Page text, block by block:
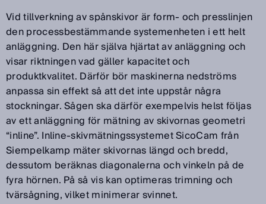
Vid tillverkning av spånskivor är form- och presslinjen
den processbestämmande systemenheten i ett helt
anläggning. Den här själva hjärtat av anläggning och
visar riktningen vad gäller kapacitet och
produktkvalitet. Därför bör maskinerna nedströms
anpassa sin effekt så att det inte uppstår några
stockningar. Sågen ska därför exempelvis helst följas
av ett anläggning för mätning av skivornas geometri
“inline”. Inline-skivmätningssystemet SicoCam från
Siempelkamp mäter skivornas längd och bredd,
dessutom beräknas diagonalerna och vinkeln på de
fyra hörnen. På så vis kan optimeras trimning och
tvärsågning, vilket minimerar svinnet.